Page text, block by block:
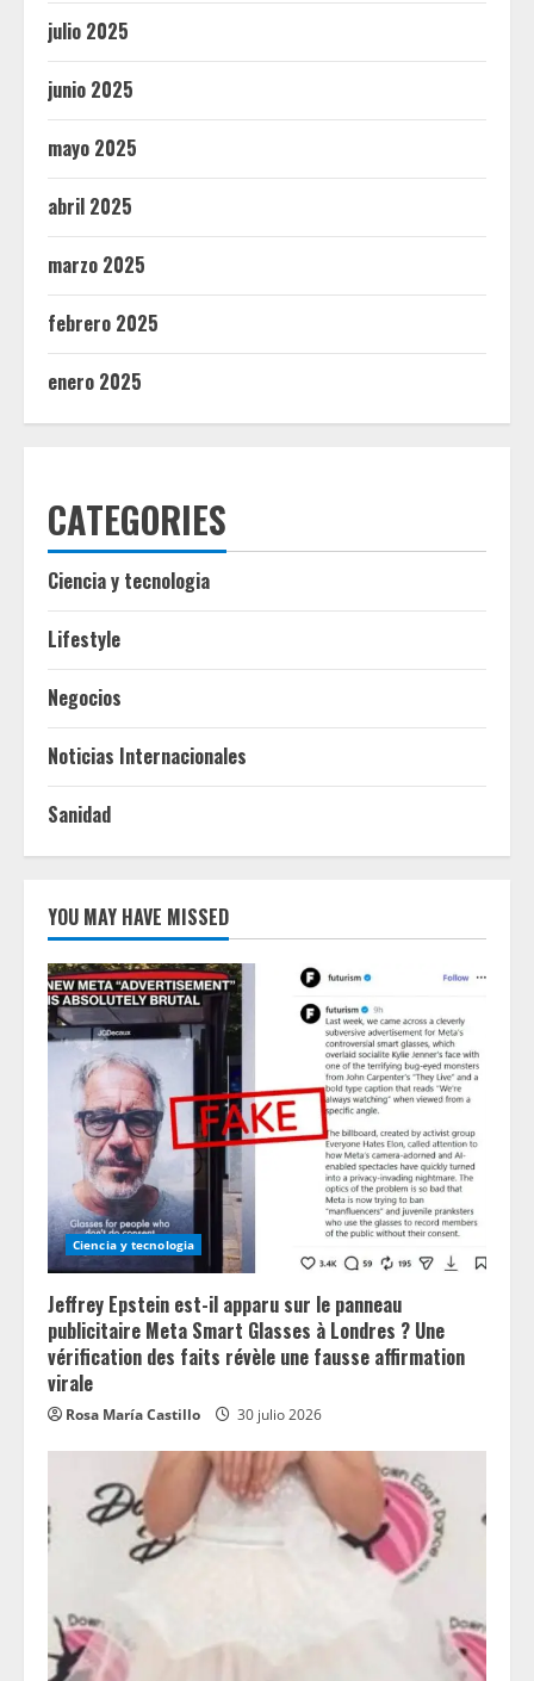
julio 2025
junio 2025
mayo 2025
abril 2025
marzo 2025
febrero 2025
enero 2025
CATEGORIES
Ciencia y tecnologia
Lifestyle
Negocios
Noticias Internacionales
Sanidad
YOU MAY HAVE MISSED
Ciencia y tecnologia
Jeffrey Epstein est-il apparu sur le panneau
publicitaire Meta Smart Glasses à Londres ? Une
vérification des faits révèle une fausse affirmation
virale
Rosa María Castillo 30 julio 2026